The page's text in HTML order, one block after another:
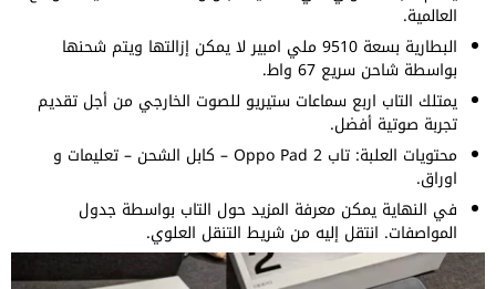
العالمية.
البطارية بسعة 9510 ملي امبير لا يمكن إزالتها ويتم شحنها
بواسطة شاحن سريع 67 واط.
يمتلك التاب اربع سماعات ستيريو للصوت الخارجي من أجل تقديم
تجربة صوتية أفضل.
محتويات العلبة: تاب Oppo Pad 2 – كابل الشحن – تعليمات و
اوراق.
في النهاية يمكن معرفة المزيد حول التاب بواسطة جدول
المواصفات. انتقل إليه من شريط التنقل العلوي.